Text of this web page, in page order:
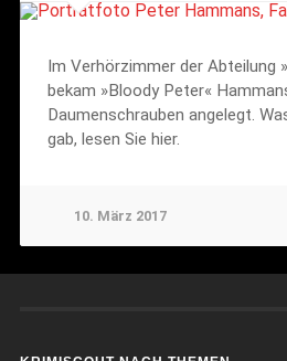
Im Verhörzimmer der Abteilung
bekam »Bloody Peter«
Daumenschrauben angelegt.
gab, lesen Sie hier.
10. März 2017